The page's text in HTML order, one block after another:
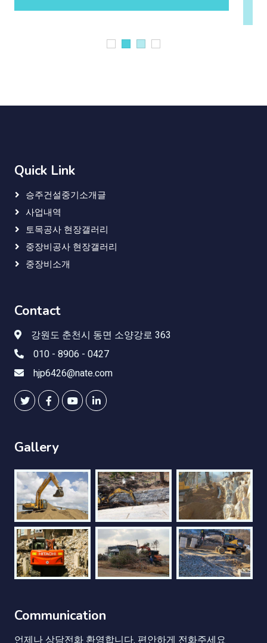
Quick Link
승주건설중기소개글
사업내역
토목공사 현장갤러리
중장비공사 현장갤러리
중장비소개
Contact
강원도 춘천시 동면 소양강로 363
010 - 8906 - 0427
hjp6426@nate.com
Gallery
Communication